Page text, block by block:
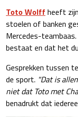
Toto Wolff heeft
stoelen of banken
Mercedes-
bestaat en dat het
Gesprekken tussen
de sport. "Dat is
niet dat Toto met
benadrukt dat